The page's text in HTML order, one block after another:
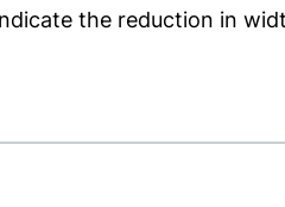
the reduction in